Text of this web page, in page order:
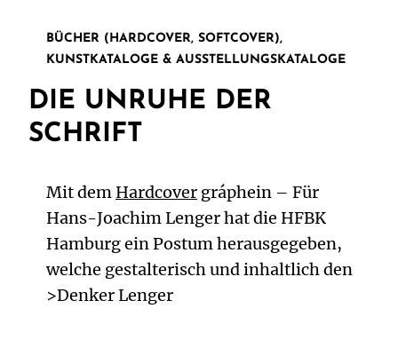
BÜCHER (HARDCOVER, SOFTCOVER),
KUNSTKATALOGE & AUSSTELLUNGSKATALOGE
DIE UNRUHE DER
SCHRIFT
Mit dem Hardcover gráphein – Für
Hans-Joachim Lenger hat die HFBK
Hamburg ein Postum herausgegeben,
welche gestalterisch und inhaltlich den
>Denker Lenger